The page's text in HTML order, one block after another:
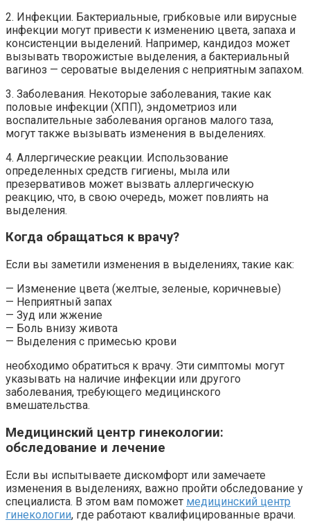
2. Инфекции. Бактериальные, грибковые или вирусные
инфекции могут привести к изменению цвета, запаха и
консистенции выделений. Например, кандидоз может
вызывать творожистые выделения, а бактериальный
вагиноз — сероватые выделения с неприятным запахом.
3. Заболевания. Некоторые заболевания, такие как
половые инфекции (ХПП), эндометриоз или
воспалительные заболевания органов малого таза,
могут также вызывать изменения в выделениях.
4. Аллергические реакции. Использование
определенных средств гигиены, мыла или
презервативов может вызвать аллергическую
реакцию, что, в свою очередь, может повлиять на
выделения.
Когда обращаться к врачу?
Если вы заметили изменения в выделениях, такие как:
— Изменение цвета (желтые, зеленые, коричневые)
— Неприятный запах
— Зуд или жжение
— Боль внизу живота
— Выделения с примесью крови
необходимо обратиться к врачу. Эти симптомы могут
указывать на наличие инфекции или другого
заболевания, требующего медицинского
вмешательства.
Медицинский центр гинекологии:
обследование и лечение
Если вы испытываете дискомфорт или замечаете
изменения в выделениях, важно пройти обследование у
специалиста. В этом вам поможет медицинский центр
гинекологии, где работают квалифицированные врачи.